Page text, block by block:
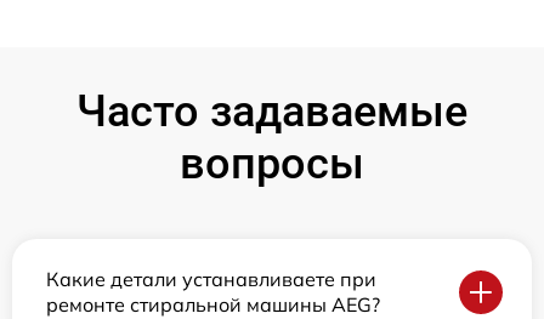
Часто задаваемые
вопросы
Какие детали устанавливаете при
ремонте стиральной машины AEG?